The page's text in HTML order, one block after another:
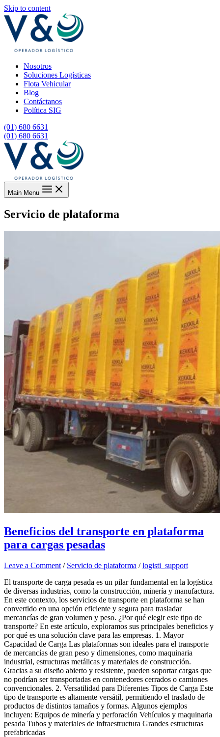
Skip to content
Nosotros
Soluciones Logísticas
Flota Vehicular
Blog
Contáctanos
Política SIG
(01) 680 6631
(01) 680 6631
Main Menu
Servicio de plataforma
Beneficios del transporte en plataforma
para cargas pesadas
Leave a Comment / Servicio de plataforma /logisti_support
El transporte de carga pesada es un pilar fundamental en la logística
de diversas industrias, como la construcción, minería y manufactura.
En este contexto, los servicios de transporte en plataforma se han
convertido en una opción eficiente y segura para trasladar
mercancías de gran volumen y peso. ¿Por qué elegir este tipo de
transporte? En este artículo, exploramos sus principales beneficios y
por qué es una solución clave para las empresas. 1. Mayor
Capacidad de Carga Las plataformas son ideales para el transporte
de mercancías de gran peso y dimensiones, como maquinaria
industrial, estructuras metálicas y materiales de construcción.
Gracias a su diseño abierto y resistente, pueden soportar cargas que
no podrían ser transportadas en contenedores cerrados o camiones
convencionales. 2. Versatilidad para Diferentes Tipos de Carga Este
tipo de transporte es altamente versátil, permitiendo el traslado de
productos de distintos tamaños y formas. Algunos ejemplos
incluyen: Equipos de minería y perforación Vehículos y maquinaria
pesada Tubos y materiales de infraestructura Grandes estructuras
prefabricadas